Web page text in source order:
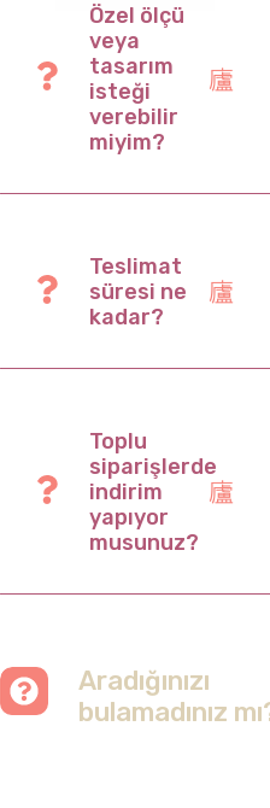
Özel ölçü
veya
tasarım
isteği
verebilir
miyim?
Teslimat
süresi ne
kadar?
Toplu
siparişlerde
indirim
yapıyor
musunuz?
Aradığınızı
bulamadınız